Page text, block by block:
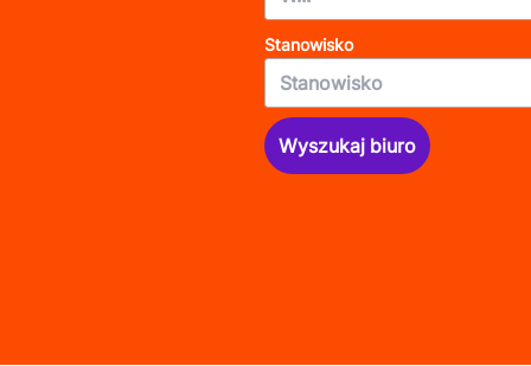
Stanowisko
Wyszukaj biuro